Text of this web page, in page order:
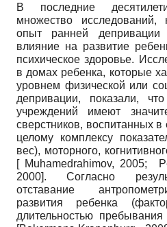
В последние
множество исследований,
опыт ранней депривации
влияние на развитие
психическое здоровье.
в домах ребенка, которые
уровнем физической или
депривации, показали,
учреждений имеют
сверстников, воспитанных
целому комплексу
вес), моторного,
[Muhamedrahimov, 2005;
2000]. Согласно
отставание
развития ребенка
длительностью